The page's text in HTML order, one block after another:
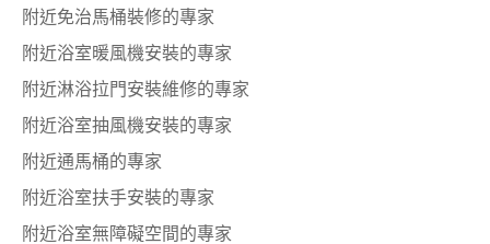
附近免治馬桶裝修的專家
附近浴室暖風機安裝的專家
附近淋浴拉門安裝維修的專家
附近浴室抽風機安裝的專家
附近通馬桶的專家
附近浴室扶手安裝的專家
附近浴室無障礙空間的專家